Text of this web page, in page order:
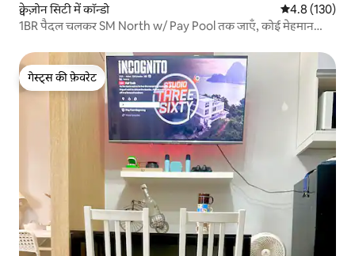
क्वेज़ोन सिटी में कॉन्डो औसत रेटिंग 5 में
4.8 (130)
1BR पैदल चलकर SM North w/ Pay Pool तक जाएँ, कोई मेहमान
गेस्ट्स की फ़ेवरेट
गेस्ट्स की फ़ेवरेट